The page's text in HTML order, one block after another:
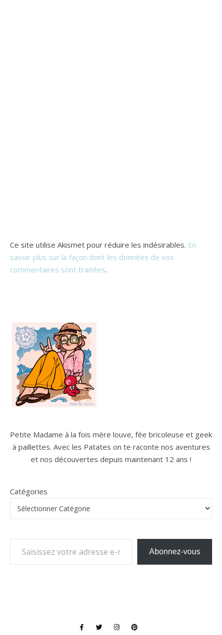
Ce site utilise Akismet pour réduire les indésirables. En
savoir plus sur la façon dont les données de vos
commentaires sont traitées.
Petite Madame à la fois mère louve, fée bricoleuse et geek
à paillettes. Avec les Patates on te raconte nos aventures
et nos découvertes depuis maintenant 12 ans !
Catégories
Abonnez-vous